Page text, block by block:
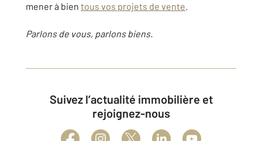
mener à bien tous vos projets de vente.
Parlons de vous, parlons biens.
Suivez l’actualité immobilière et
rejoignez-nous